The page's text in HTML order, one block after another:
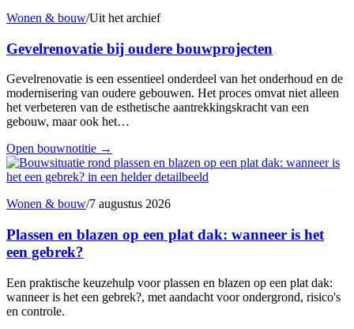
Wonen & bouw/Uit het archief
Gevelrenovatie bij oudere bouwprojecten
Gevelrenovatie is een essentieel onderdeel van het onderhoud en de
modernisering van oudere gebouwen. Het proces omvat niet alleen
het verbeteren van de esthetische aantrekkingskracht van een
gebouw, maar ook het…
Open bouwnotitie →
Wonen & bouw/7 augustus 2026
Plassen en blazen op een plat dak: wanneer is het
een gebrek?
Een praktische keuzehulp voor plassen en blazen op een plat dak:
wanneer is het een gebrek?, met aandacht voor ondergrond, risico's
en controle.